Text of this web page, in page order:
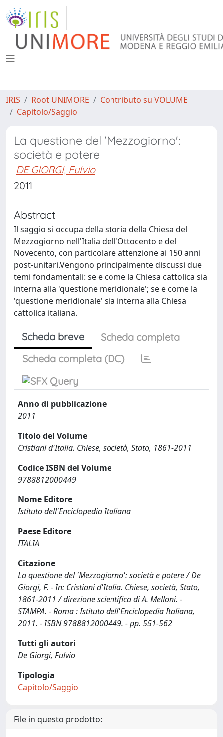
IRIS Root UNIMORE
Contributo su VOLUME
Capitolo/Saggio
La questione del 'Mezzogiorno':
società e potere
DE GIORGI, Fulvio
2011
Abstract
Il saggio si occupa della storia della Chiesa del
Mezzogiorno nell'Italia dell'Ottocento e del
Novecento, con particolare attenzione ai 150 anni
post-unitari.Vengono principalmente discussi due
temi fondamentali: se e come la Chiesa cattolica sia
interna alla 'questione meridionale'; se e come la
'questione meridionale' sia interna alla Chiesa
cattolica italiana.
Scheda breve
Scheda completa
Scheda completa (DC)
Anno di pubblicazione
2011
Titolo del Volume
Cristiani d'Italia. Chiese, società, Stato, 1861-2011
Codice ISBN del Volume
9788812000449
Nome Editore
Istituto dell'Enciclopedia Italiana
Paese Editore
ITALIA
Citazione
La questione del 'Mezzogiorno': società e potere / De
Giorgi, F. - In: Cristiani d'Italia. Chiese, società, Stato,
1861-2011 / direzione scientifica di A. Melloni. -
STAMPA. - Roma : Istituto dell'Enciclopedia Italiana,
2011. - ISBN 9788812000449. - pp. 551-562
Tutti gli autori
De Giorgi, Fulvio
Tipologia
Capitolo/Saggio
File in questo prodotto: